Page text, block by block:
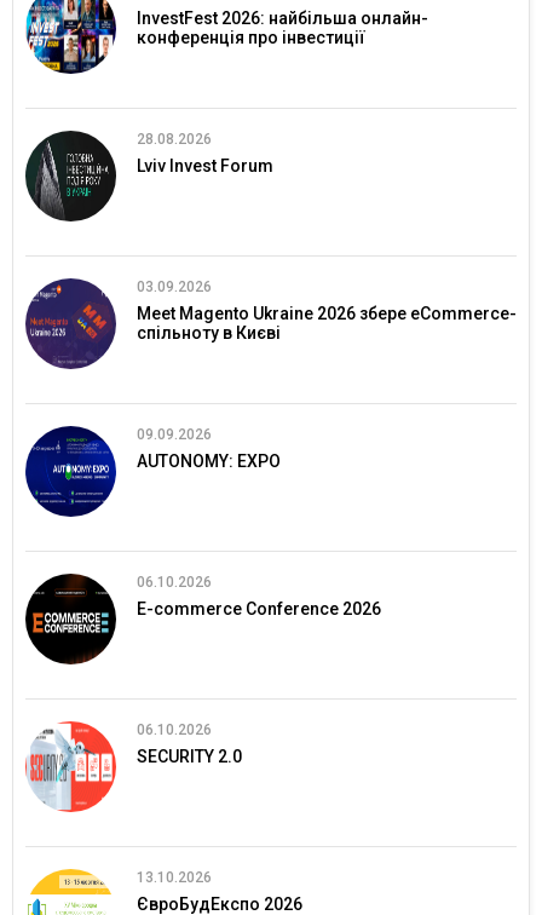
InvestFest 2026: найбільша онлайн-
конференція про інвестиції
28.08.2026
Lviv Invest Forum
03.09.2026
Meet Magento Ukraine 2026 збере eCommerce-
спільноту в Києві
09.09.2026
AUTONOMY: EXPO
06.10.2026
E-commerce Conference 2026
06.10.2026
SECURITY 2.0
13.10.2026
ЄвроБудЕкспо 2026